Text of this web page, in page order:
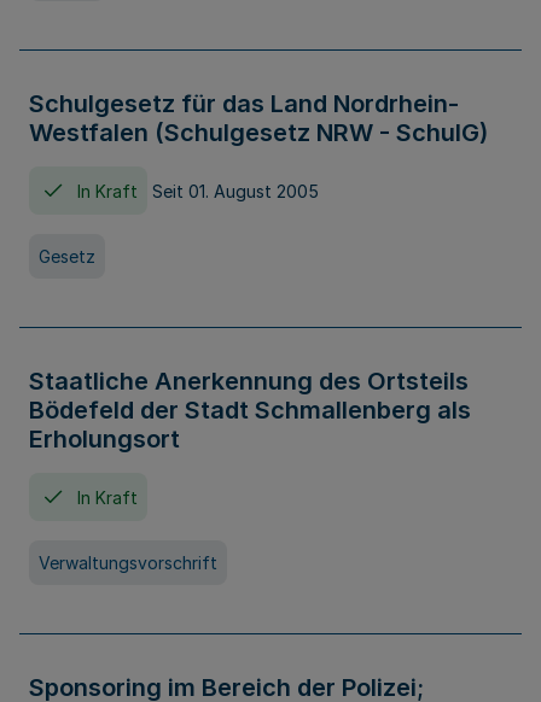
Schulgesetz für das Land Nordrhein-
Westfalen (Schulgesetz NRW - SchulG)
In Kraft Seit 01. August 2005
Gesetz
Staatliche Anerkennung des Ortsteils
Bödefeld der Stadt Schmallenberg als
Erholungsort
In Kraft
Verwaltungsvorschrift
Sponsoring im Bereich der Polizei;